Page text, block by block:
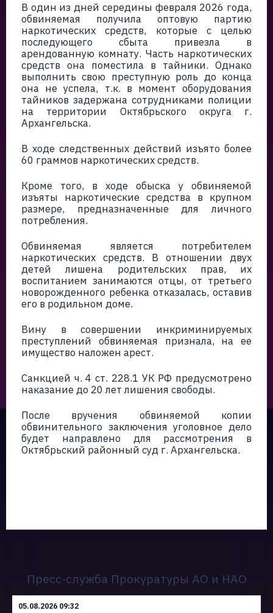
В один из дней середины февраля 2026 года,
обвиняемая получила оптовую партию
наркотических средств, которые с целью
последующего сбыта привезла в
арендованную комнату. Часть наркотических
средств она поместила в тайники. Однако
выполнить свою преступную роль до конца
она не успела, т.к. в момент оборудования
тайников задержана сотрудниками полиции
на территории Октябрьского округа г.
Архангельска.
В ходе следственных действий изъято более
60 граммов наркотических средств.
Кроме того, в ходе обыска у обвиняемой
изъяты наркотические средства в крупном
размере, предназначенные для личного
потребления.
Обвиняемая является потребителем
наркотических средств. В отношении двух
детей лишена родительских прав, их
воспитанием занимаются отцы, от третьего
новорожденного ребенка отказалась, оставив
его в родильном доме.
Вину в совершении инкриминируемых
преступлений обвиняемая признала, на ее
имущество наложен арест.
Санкцией ч. 4 ст. 228.1 УК РФ предусмотрено
наказание до 20 лет лишения свободы.
После вручения обвиняемой копии
обвинительного заключения уголовное дело
будет направлено для рассмотрения в
Октябрьский районный суд г. Архангельска.
Пресс-служба Прокуратуры АО и НАО
05.08.2026 09:32